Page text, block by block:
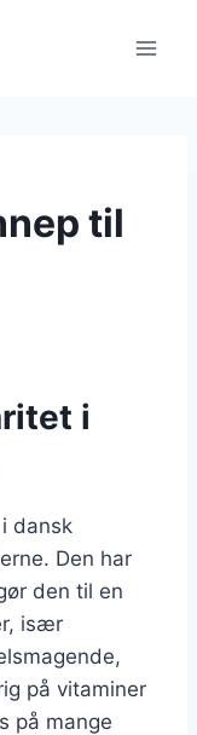
til
i
dansk
Den har
den til en
især
på vitaminer
på mange